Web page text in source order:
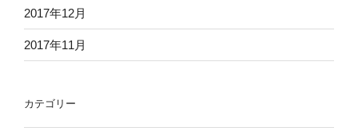
2017年12月
2017年11月
カテゴリー